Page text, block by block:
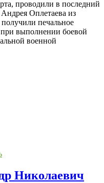
проводили в последний
Оплетаева из
печальное
выполнении боевой
военной
Николаевич